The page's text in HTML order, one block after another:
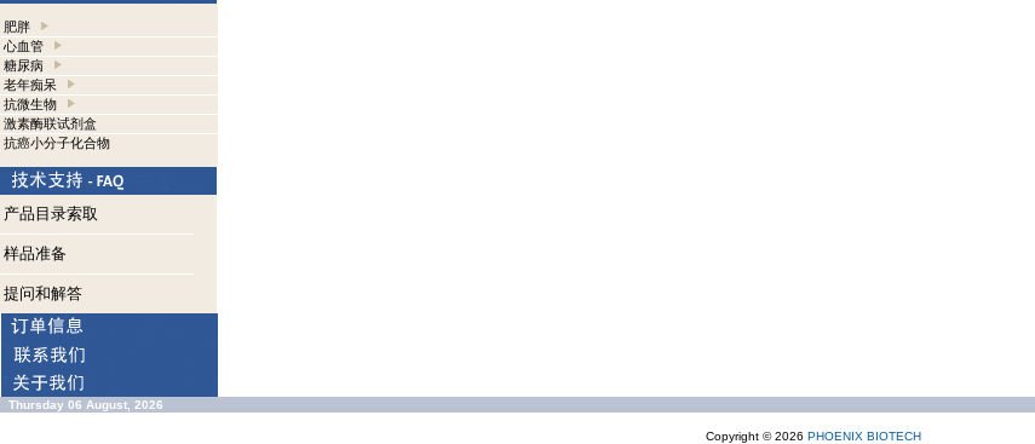
肥胖
心血管
糖尿病
老年痴呆
抗微生物
激素酶联试剂盒
抗癌小分子化合物
产品目录索取
样品准备
提问和解答
Thursday 06 August, 2026
Copyright © 2026 PHOENIX BIOTECH